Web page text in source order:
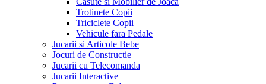
Trotinete Copii
Triciclete Copii
Vehicule fara Pedale
Jucarii si Articole Bebe
Jocuri de Constructie
Jucarii cu Telecomanda
Jucarii Interactive